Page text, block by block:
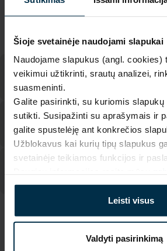
Šioje svetainėje naudojami slapukai
Naudojame slapukus (angl. cookies)
veikimui užtikrinti, srautų analizei,
suasmeninti.
Galite pasirinkti, su kuriomis slapukų
sutikti. Susipažinti su aprašymais ir
galite spustelėję ant konkrečios
Užblokavus kai kurių tipų slapukus
svetainėje teikiamos funkcijos ir
Leisti visus
Valdyti pasirinkimą
Panevėžys, 35113
MADE IN EUROPE
SAVYBĖS
Artikulas